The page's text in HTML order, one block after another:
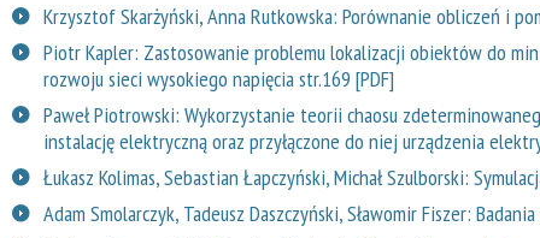
Krzysztof Skarżyński, Anna Rutkowska: Porównanie obliczeń i
Piotr Kapler: Zastosowanie problemu lokalizacji obiektów do
rozwoju sieci wysokiego napięcia str.169 [PDF]
Paweł Piotrowski: Wykorzystanie teorii chaosu
instalację elektryczną oraz przyłączone do niej urządzenia
Łukasz Kolimas, Sebastian Łapczyński, Michał Szulborski:
Adam Smolarczyk, Tadeusz Daszczyński, Sławomir Fiszer: